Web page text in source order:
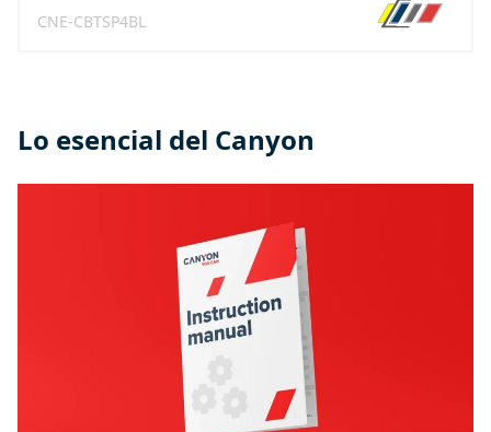
CNE-CBTSP4BL
Lo esencial del Canyon